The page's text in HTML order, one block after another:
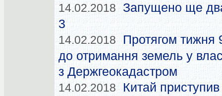
14.02.2018
Запущено ще
3
14.02.2018
Протягом тижня
до отримання земель у
з Держгеокадастром
14.02.2018
Китай приступив